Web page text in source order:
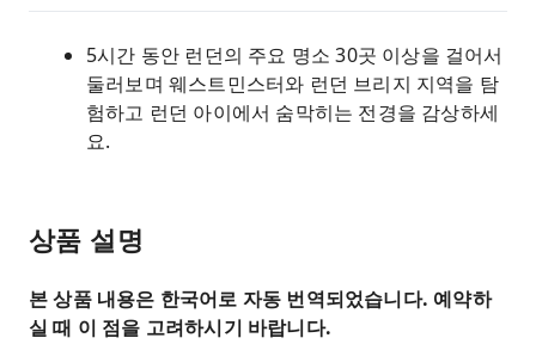
5시간 동안 런던의 주요 명소 30곳 이상을 걸어서
둘러보며 웨스트민스터와 런던 브리지 지역을 탐
험하고 런던 아이에서 숨막히는 전경을 감상하세
요.
상품 설명
본 상품 내용은 한국어로 자동 번역되었습니다. 예약하
실 때 이 점을 고려하시기 바랍니다.